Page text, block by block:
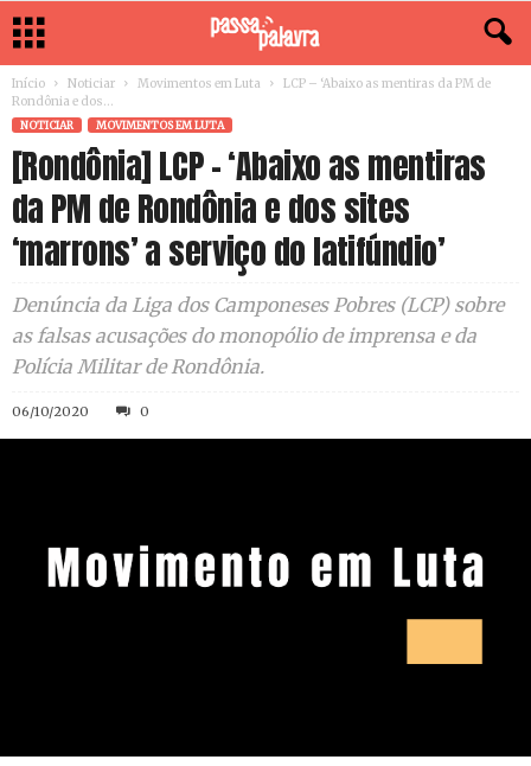
Início Noticiar Movimentos em Luta
LCP – ‘Abaixo as mentiras da PM de
Rondônia e dos...
NOTICIAR MOVIMENTOS EM LUTA
[Rondônia] LCP – ‘Abaixo as mentiras
da PM de Rondônia e dos sites
‘marrons’ a serviço do latifúndio’
Denúncia da Liga dos Camponeses Pobres (LCP) sobre
as falsas acusações do monopólio de imprensa e da
Polícia Militar de Rondônia.
06/10/2020 0